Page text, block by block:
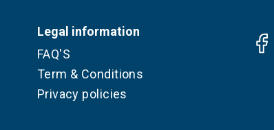
Legal information
FAQ'S
Term & Conditions
Privacy policies